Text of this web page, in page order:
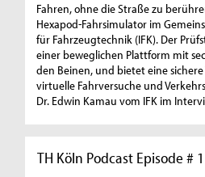
Fahren, ohne die Straße zu
Hexapod-Fahrsimulator im
für Fahrzeugtechnik (IFK). Der
einer beweglichen Plattform mit
den Beinen, und bietet eine
virtuelle Fahrversuche und
Dr. Edwin Kamau vom IFK im
TH Köln Podcast Episode #